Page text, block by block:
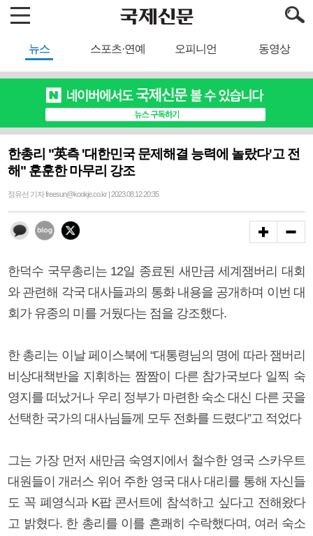
뉴스 스포츠·연예 오피니언 동영상
한총리 "英측 '대한민국 문제해결 능력에 놀랐다'고 전
해" 훈훈한 마무리 강조
정유선 기자 freesun@kookje.co.kr | 2023.08.12 20:35
한덕수 국무총리는 12일 종료된 새만금 세계잼버리 대회
와 관련해 각국 대사들과의 통화 내용을 공개하며 이번 대
회가 유종의 미를 거뒀다는 점을 강조했다.
한 총리는 이날 페이스북에 “대통령님의 명에 따라 잼버리
비상대책반을 지휘하는 짬짬이 다른 참가국보다 일찍 숙
영지를 떠났거나 우리 정부가 마련한 숙소 대신 다른 곳을
선택한 국가의 대사님들께 모두 전화를 드렸다”고 적었다
그는 가장 먼저 새만금 숙영지에서 철수한 영국 스카우트
대원들이 개러스 위어 주한 영국 대사 대리를 통해 자신들
도 꼭 폐영식과 K팝 콘서트에 참석하고 싶다고 전해왔다
고 밝혔다. 한 총리를 이를 흔쾌히 수락했다며, 여러 숙소